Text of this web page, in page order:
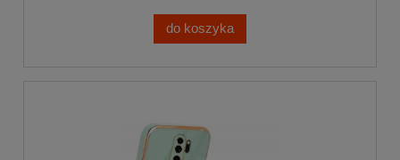
do koszyka